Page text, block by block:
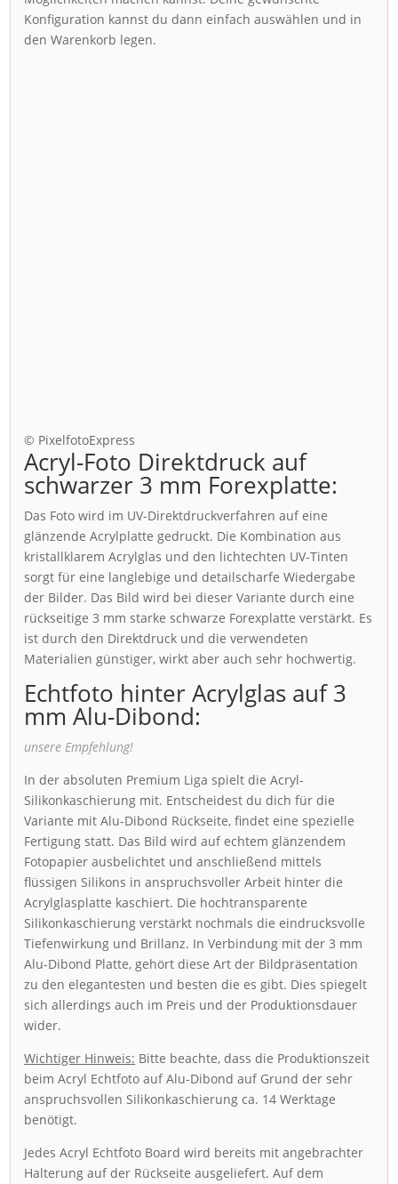
Konfiguration kannst du dann einfach auswählen und in
den Warenkorb legen.
© PixelfotoExpress
Acryl-Foto Direktdruck auf
schwarzer 3 mm Forexplatte:
Das Foto wird im UV-Direktdruckverfahren auf eine
glänzende Acrylplatte gedruckt. Die Kombination aus
kristallklarem Acrylglas und den lichtechten UV-Tinten
sorgt für eine langlebige und detailscharfe Wiedergabe
der Bilder. Das Bild wird bei dieser Variante durch eine
rückseitige 3 mm starke schwarze Forexplatte verstärkt. Es
ist durch den Direktdruck und die verwendeten
Materialien günstiger, wirkt aber auch sehr hochwertig.
Echtfoto hinter Acrylglas auf 3
mm Alu-Dibond:
unsere Empfehlung!
In der absoluten Premium Liga spielt die Acryl-
Silikonkaschierung mit. Entscheidest du dich für die
Variante mit Alu-Dibond Rückseite, findet eine spezielle
Fertigung statt. Das Bild wird auf echtem glänzendem
Fotopapier ausbelichtet und anschließend mittels
flüssigen Silikons in anspruchsvoller Arbeit hinter die
Acrylglasplatte kaschiert. Die hochtransparente
Silikonkaschierung verstärkt nochmals die eindrucksvolle
Tiefenwirkung und Brillanz. In Verbindung mit der 3 mm
Alu-Dibond Platte, gehört diese Art der Bildpräsentation
zu den elegantesten und besten die es gibt. Dies spiegelt
sich allerdings auch im Preis und der Produktionsdauer
wider.
Wichtiger Hinweis: Bitte beachte, dass die Produktionszeit
beim Acryl Echtfoto auf Alu-Dibond auf Grund der sehr
anspruchsvollen Silikonkaschierung ca. 14 Werktage
benötigt.
Jedes Acryl Echtfoto Board wird bereits mit angebrachter
Halterung auf der Rückseite ausgeliefert. Auf dem